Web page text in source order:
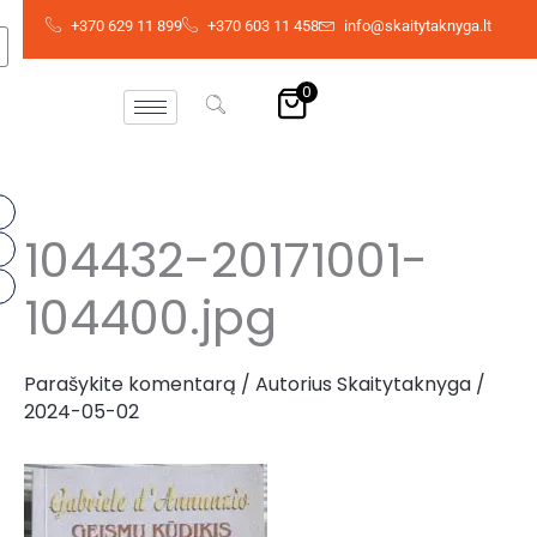
Pereiti
+370 629 11 899 +370 603 11 458 info@skaitytaknyga.lt
0
104432-20171001-
104400.jpg
Parašykite komentarą / Autorius Skaitytaknyga /
2024-05-02